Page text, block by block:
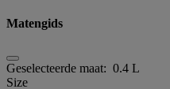
Matengids
Geselecteerde maat: 0.4 L
Size